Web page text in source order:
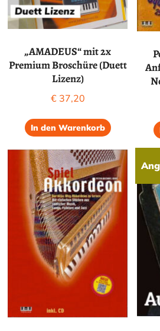
„AMADEUS“ mit 2x
Premium Broschüre (Duett
Lizenz)
€37,20
In den Warenkorb